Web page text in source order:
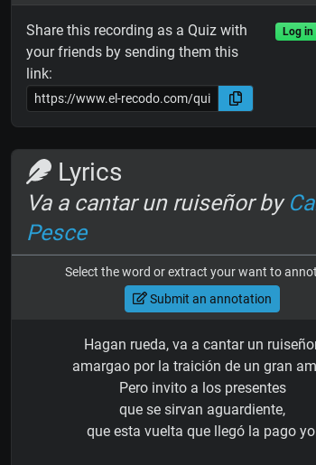
Share this recording as a Quiz with
your friends by sending them this
link:
Log in
Lyrics
Va a cantar un ruiseñor by
Pesce
Select the word or extract your want to
Submit an annotation
Hagan rueda, va a cantar un
amargao por la traición de un gran
Pero invito a los presentes
que se sirvan aguardiente,
que esta vuelta que llegó la pago